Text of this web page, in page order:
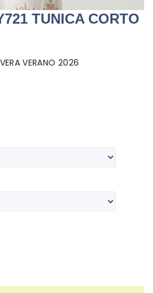
TUNICA CORTO
VERANO 2026